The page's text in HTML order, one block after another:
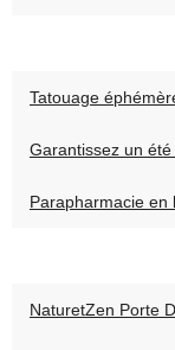
Tatouage
Garantissez un été
Parapharmacie en
NaturetZen Porte